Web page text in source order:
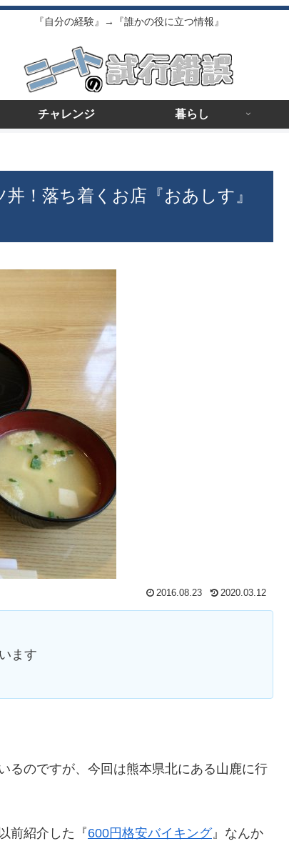
『自分の経験』→『誰かの役に立つ情報』
チャレンジ 暮らし
！落ち着くお店『おあしす』
2016.08.23 2020.03.12
ます
るのですが、今回は熊本県北にある山鹿に行
前紹介した『600円格安バイキング』なんか